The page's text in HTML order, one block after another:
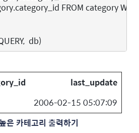
FROM category
, db)
last_update
2006-02-15 05:07:09
카테고리 출력하기